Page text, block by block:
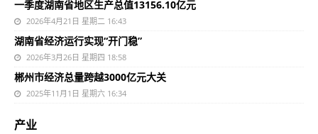
一季度湖南省地区生产总值13156.10亿元
2026年4月21日 星期二 16:43
湖南省经济运行实现“开门稳”
2026年3月26日 星期四 18:58
郴州市经济总量跨越3000亿元大关
2025年11月1日 星期六 16:34
产业